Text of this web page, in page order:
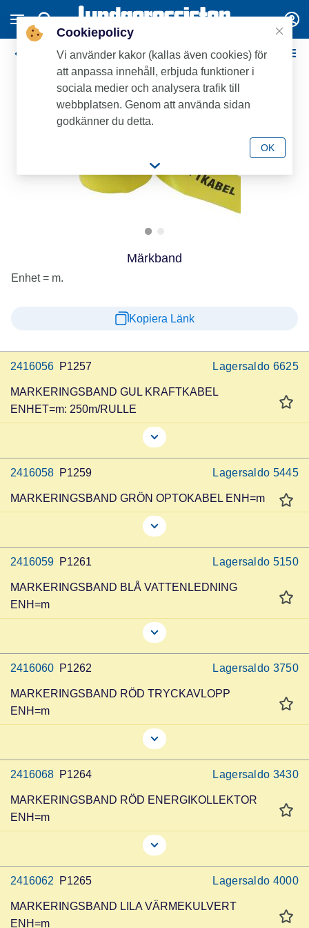
Dränering / Kabelskyddsrör
Märkband
Enhet = m.
Kopiera Länk
2416056 P1257 Lagersaldo 6625
MARKERINGSBAND GUL KRAFTKABEL
ENHET=m: 250m/RULLE
2416058 P1259 Lagersaldo 5445
MARKERINGSBAND GRÖN OPTOKABEL ENH=m
2416059 P1261 Lagersaldo 5150
MARKERINGSBAND BLÅ VATTENLEDNING
ENH=m
2416060 P1262 Lagersaldo 3750
MARKERINGSBAND RÖD TRYCKAVLOPP
ENH=m
2416068 P1264 Lagersaldo 3430
MARKERINGSBAND RÖD ENERGIKOLLEKTOR
ENH=m
2416062 P1265 Lagersaldo 4000
MARKERINGSBAND LILA VÄRMEKULVERT
ENH=m
Cookiepolicy
Vi använder kakor (kallas även cookies) för
att anpassa innehåll, erbjuda funktioner i
sociala medier och analysera trafik till
webbplatsen. Genom att använda sidan
godkänner du detta.
OK